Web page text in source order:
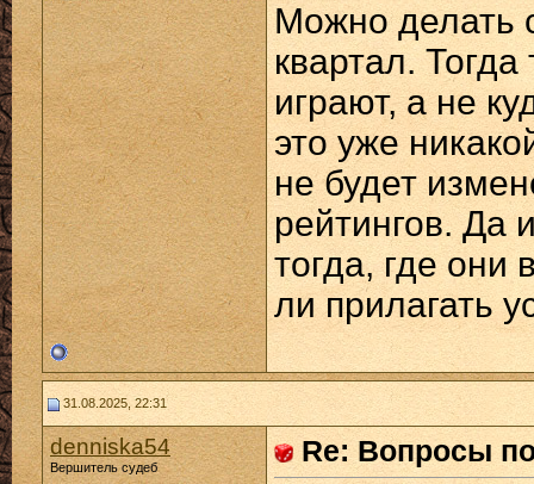
Можно делать
квартал.
играют, а не
это уже
не будет
рейтингов. Да
тогда, где они
ли прилагать
31.08.2025, 22:31
denniska54
Вершитель судеб
Re: Вопросы